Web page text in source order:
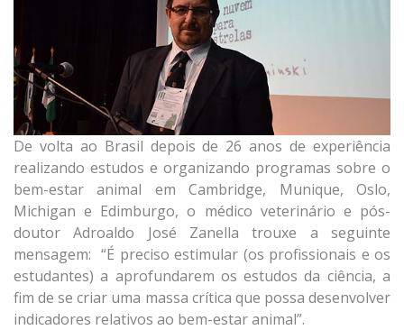
De volta ao Brasil depois de 26 anos de experiência
realizando estudos e organizando programas sobre o
bem-estar animal em Cambridge, Munique, Oslo,
Michigan e Edimburgo, o médico veterinário e pós-
doutor Adroaldo José Zanella trouxe a seguinte
mensagem: “É preciso estimular (os profissionais e os
estudantes) a aprofundarem os estudos da ciência, a
fim de se criar uma massa crítica que possa desenvolver
indicadores relativos ao bem-estar animal”.